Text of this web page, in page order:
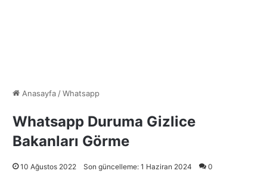
Anasayfa/Whatsapp
Whatsapp Duruma Gizlice
Bakanları Görme
10 Ağustos 2022 Son güncelleme: 1 Haziran 2024 0